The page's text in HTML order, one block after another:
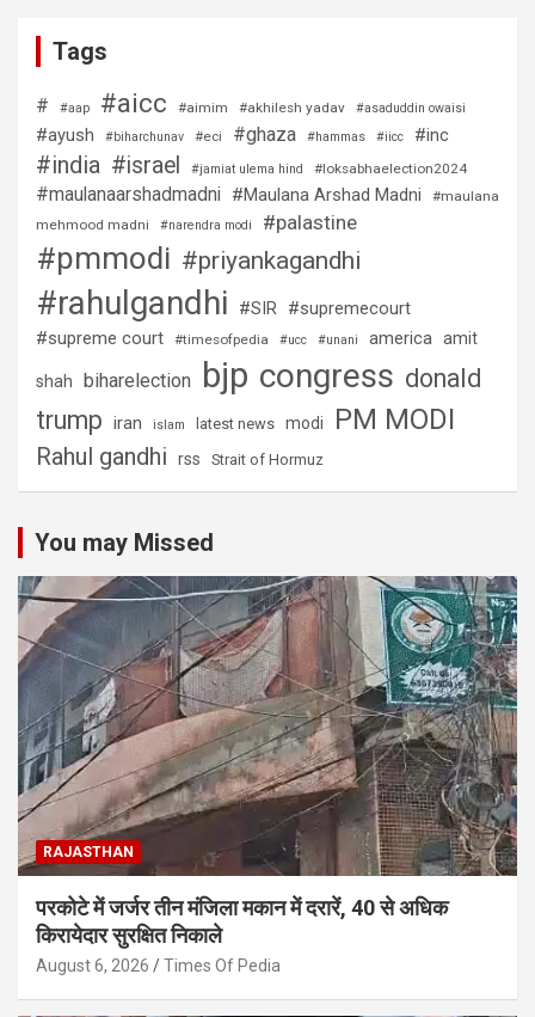
Tags
# #aap #aicc #aimim #akhilesh yadav #asaduddin owaisi
#ayush #biharchunav #eci #ghaza #hammas #iicc #inc
#india #israel #jamiat ulema hind #loksabhaelection2024
#maulanaarshadmadni #Maulana Arshad Madni
#maulana
mehmood madni
#narendra modi #palastine
#pmmodi #priyankagandhi
#rahulgandhi #SIR #supremecourt
#supreme court
#timesofpedia #ucc #unani america amit
shah biharelection bjp congress donald
trump iran islam latest news modi PM MODI
Rahul gandhi rss Strait of Hormuz
You may Missed
RAJASTHAN
परकोटे में जर्जर तीन मंजिला मकान में दरारें, 40 से अधिक
किरायेदार सुरक्षित निकाले
August 6, 2026 Times Of Pedia